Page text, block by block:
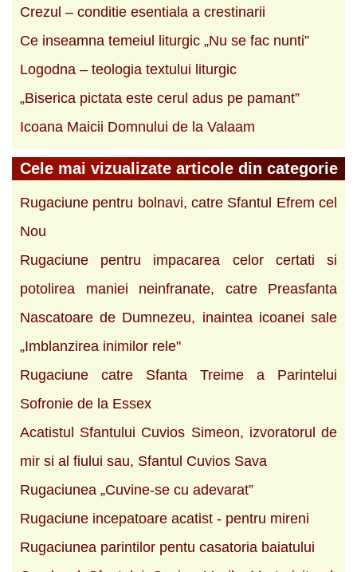
Crezul – conditie esentiala a crestinarii
Ce inseamna temeiul liturgic „Nu se fac nunti”
Logodna – teologia textului liturgic
„Biserica pictata este cerul adus pe pamant”
Icoana Maicii Domnului de la Valaam
Cele mai vizualizate articole din categorie
Rugaciune pentru bolnavi, catre Sfantul Efrem cel
Nou
Rugaciune pentru impacarea celor certati si
potolirea maniei neinfranate, catre Preasfanta
Nascatoare de Dumnezeu, inaintea icoanei sale
„Imblanzirea inimilor rele"
Rugaciune catre Sfanta Treime a Parintelui
Sofronie de la Essex
Acatistul Sfantului Cuvios Simeon, izvoratorul de
mir si al fiului sau, Sfantul Cuvios Sava
Rugaciunea „Cuvine-se cu adevarat”
Rugaciune incepatoare acatist - pentru mireni
Rugaciunea parintilor pentu casatoria baiatului